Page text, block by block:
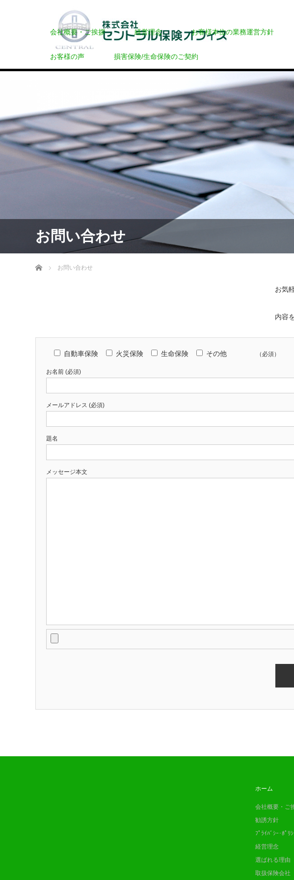
会社概要・ご挨拶
経営理念 お客様本位の業務運営方針
お客様の声 損害保険/生命保険のご契約
お問い合わせ
ホーム お問い合わせ
お気
内容
自動車保険 火災保険 生命保険 その他 （必須）
お名前 (必須)
メールアドレス (必須)
題名
メッセージ本文
ホーム
会社概要・ご
勧誘方針
ﾌﾟﾗｲﾊﾞｼｰ･ﾎﾟﾘ
経営理念
選ばれる理由
取扱保険会社